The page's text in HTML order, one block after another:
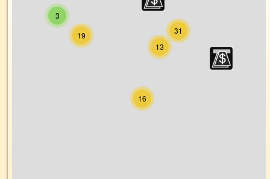
3
19
16
13
31